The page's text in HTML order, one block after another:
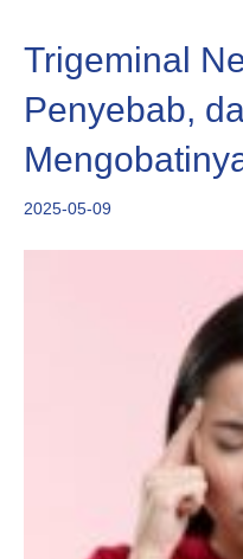
Trigeminal
Penyebab,
2025-05-09